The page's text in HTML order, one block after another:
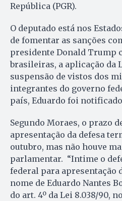
República (PGR).
O deputado está nos
de fomentar as sanções
presidente Donald Trump
brasileiras, a aplicação da
suspensão de vistos dos
integrantes do governo
país, Eduardo foi
Segundo Moraes, o prazo
apresentação da defesa
outubro, mas não houve
parlamentar. “Intime o
federal para apresentação
nome de Eduardo Nantes
do art. 4º da Lei 8.038/90,